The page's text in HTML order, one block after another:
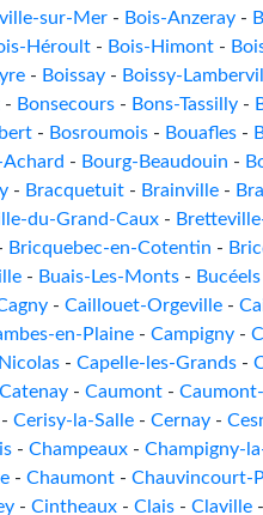
sur-Mer - Bois-Anzeray -
Héroult - Bois-Himont -
- Boissay - Boissy-
- Bonsecours - Bons-Tassilly -
- Bosroumois - Bouafles -
Achard - Bourg-Beaudouin -
- Bracquetuit - Brainville -
du-Grand-Caux -
Bricquebec-en-Cotentin -
- Buais-Les-Monts - Bucéels
- Caillouet-Orgeville -
en-Plaine - Campigny -
- Capelle-les-Grands -
Catenay - Caumont -
- Cerisy-la-Salle - Cernay -
- Champeaux - Champigny-
- Chaumont - Chauvincourt-
- Cintheaux - Clais - Claville -